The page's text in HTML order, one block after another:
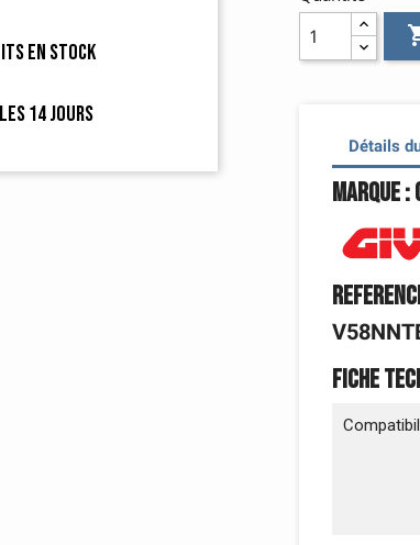
en stock
14 jours
Détails
Marque :
Fiche